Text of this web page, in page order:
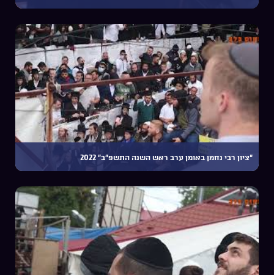
“ציון רבי נחמן באומן ערב ראש השנה התשפ”ב” 2022